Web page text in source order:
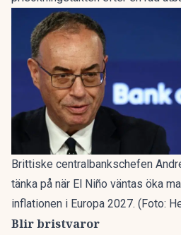
Brittiske centralbankschefen
tänka på när El Niño väntas öka
inflationen i Europa 2027. (Foto:
Blir bristvaror